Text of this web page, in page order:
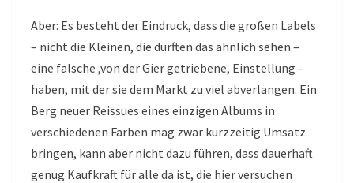
Aber: Es besteht der Eindruck, dass die großen Labels
– nicht die Kleinen, die dürften das ähnlich sehen –
eine falsche ,von der Gier getriebene, Einstellung –
haben, mit der sie dem Markt zu viel abverlangen. Ein
Berg neuer Reissues eines einzigen Albums in
verschiedenen Farben mag zwar kurzzeitig Umsatz
bringen, kann aber nicht dazu führen, dass dauerhaft
genug Kaufkraft für alle da ist, die hier versuchen